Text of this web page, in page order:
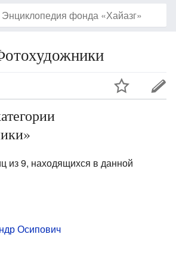
из 9, находящихся в данной
Осипович